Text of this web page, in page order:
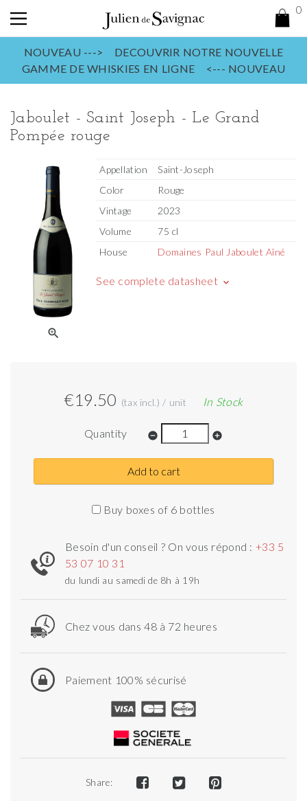
0
NOUVEAU ---> DECOUVRIR NOTRE NOUVELLE
GAMME DE WHISKIES EN LIGNE <--- NOUVEAU
Jaboulet - Saint Joseph - Le Grand
Pompée rouge
zoom_in
Appellation
Saint-Joseph
Color
Rouge
Vintage
2023
Volume
75 cl
House
Domaines Paul Jaboulet Aîné
See complete datasheet keyboard_arrow_down
€19.50 (tax incl.) / unit In Stock
Quantity remove_circle add_circle
Add to cart
Buy boxes of 6 bottles
Besoin d'un conseil ? On vous répond : +33 5
53 07 10 31
du lundi au samedi de 8h à 19h
Chez vous dans 48 à 72 heures
Paiement 100% sécurisé
Share: